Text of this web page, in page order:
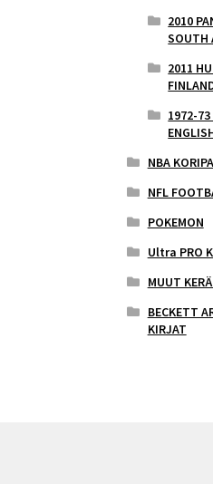
2010
SOUTH
2011
1972-73
NBA
NFL
POKEMON
Ultra PRO
MUUT
BECKETT
KIRJAT